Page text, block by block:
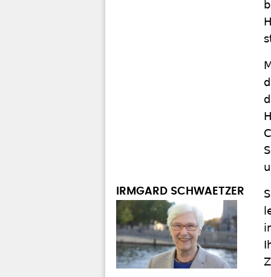
IRMGARD SCHWAETZER